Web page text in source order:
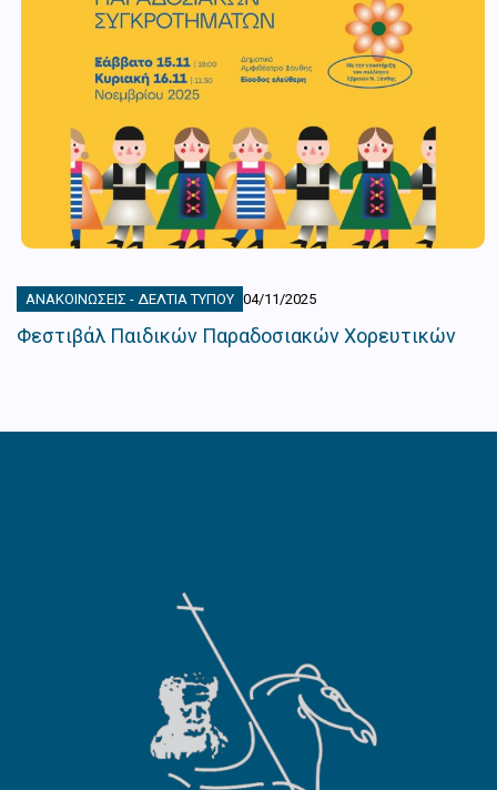
ΑΝΑΚΟΙΝΏΣΕΙΣ - ΔΕΛΤΊΑ ΤΎΠΟΥ 04/11/2025
Φεστιβάλ Παιδικών Παραδοσιακών Χορευτικών